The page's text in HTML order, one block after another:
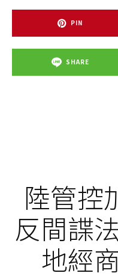
PIN
SHARE
陸管控
反間諜
地經